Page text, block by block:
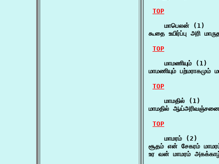
TOP
    மாபெலன் (1)
கூதை உயிர்ப்பு அரி
TOP
    மாமணியும் (1)
மாமணியும்
TOP
    மாமதில் (1)
மாமதில்
TOP
    மாமரம் (2)
சூதம் என் சேகரம்
உர வன் மாமரம்